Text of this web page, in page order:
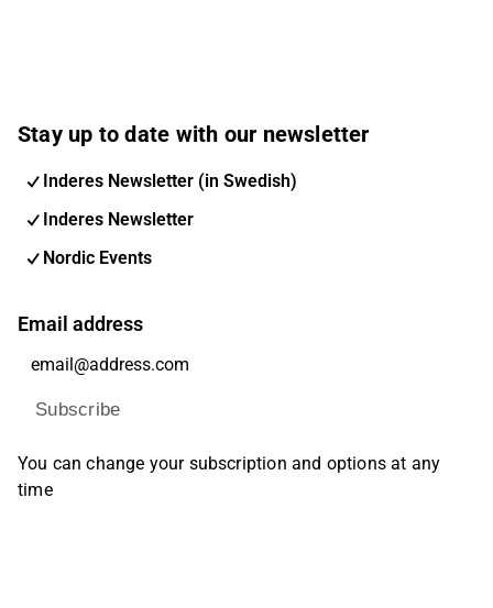
Stay up to date with our newsletter
Inderes Newsletter (in Swedish)
Inderes Newsletter
Nordic Events
Email address
Subscribe
You can change your subscription and options at any
time